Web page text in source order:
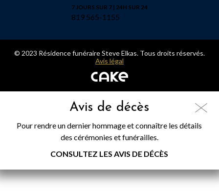
7 JOURS SUR 7 | 24H SUR 24
819 565-1155
© 2023 Résidence funéraire Steve Elkas. Tous droits réservés.
Avis légal
Avis de décès
Pour rendre un dernier hommage et connaître les détails
des cérémonies et funérailles.
CONSULTEZ LES AVIS DE DÉCÈS